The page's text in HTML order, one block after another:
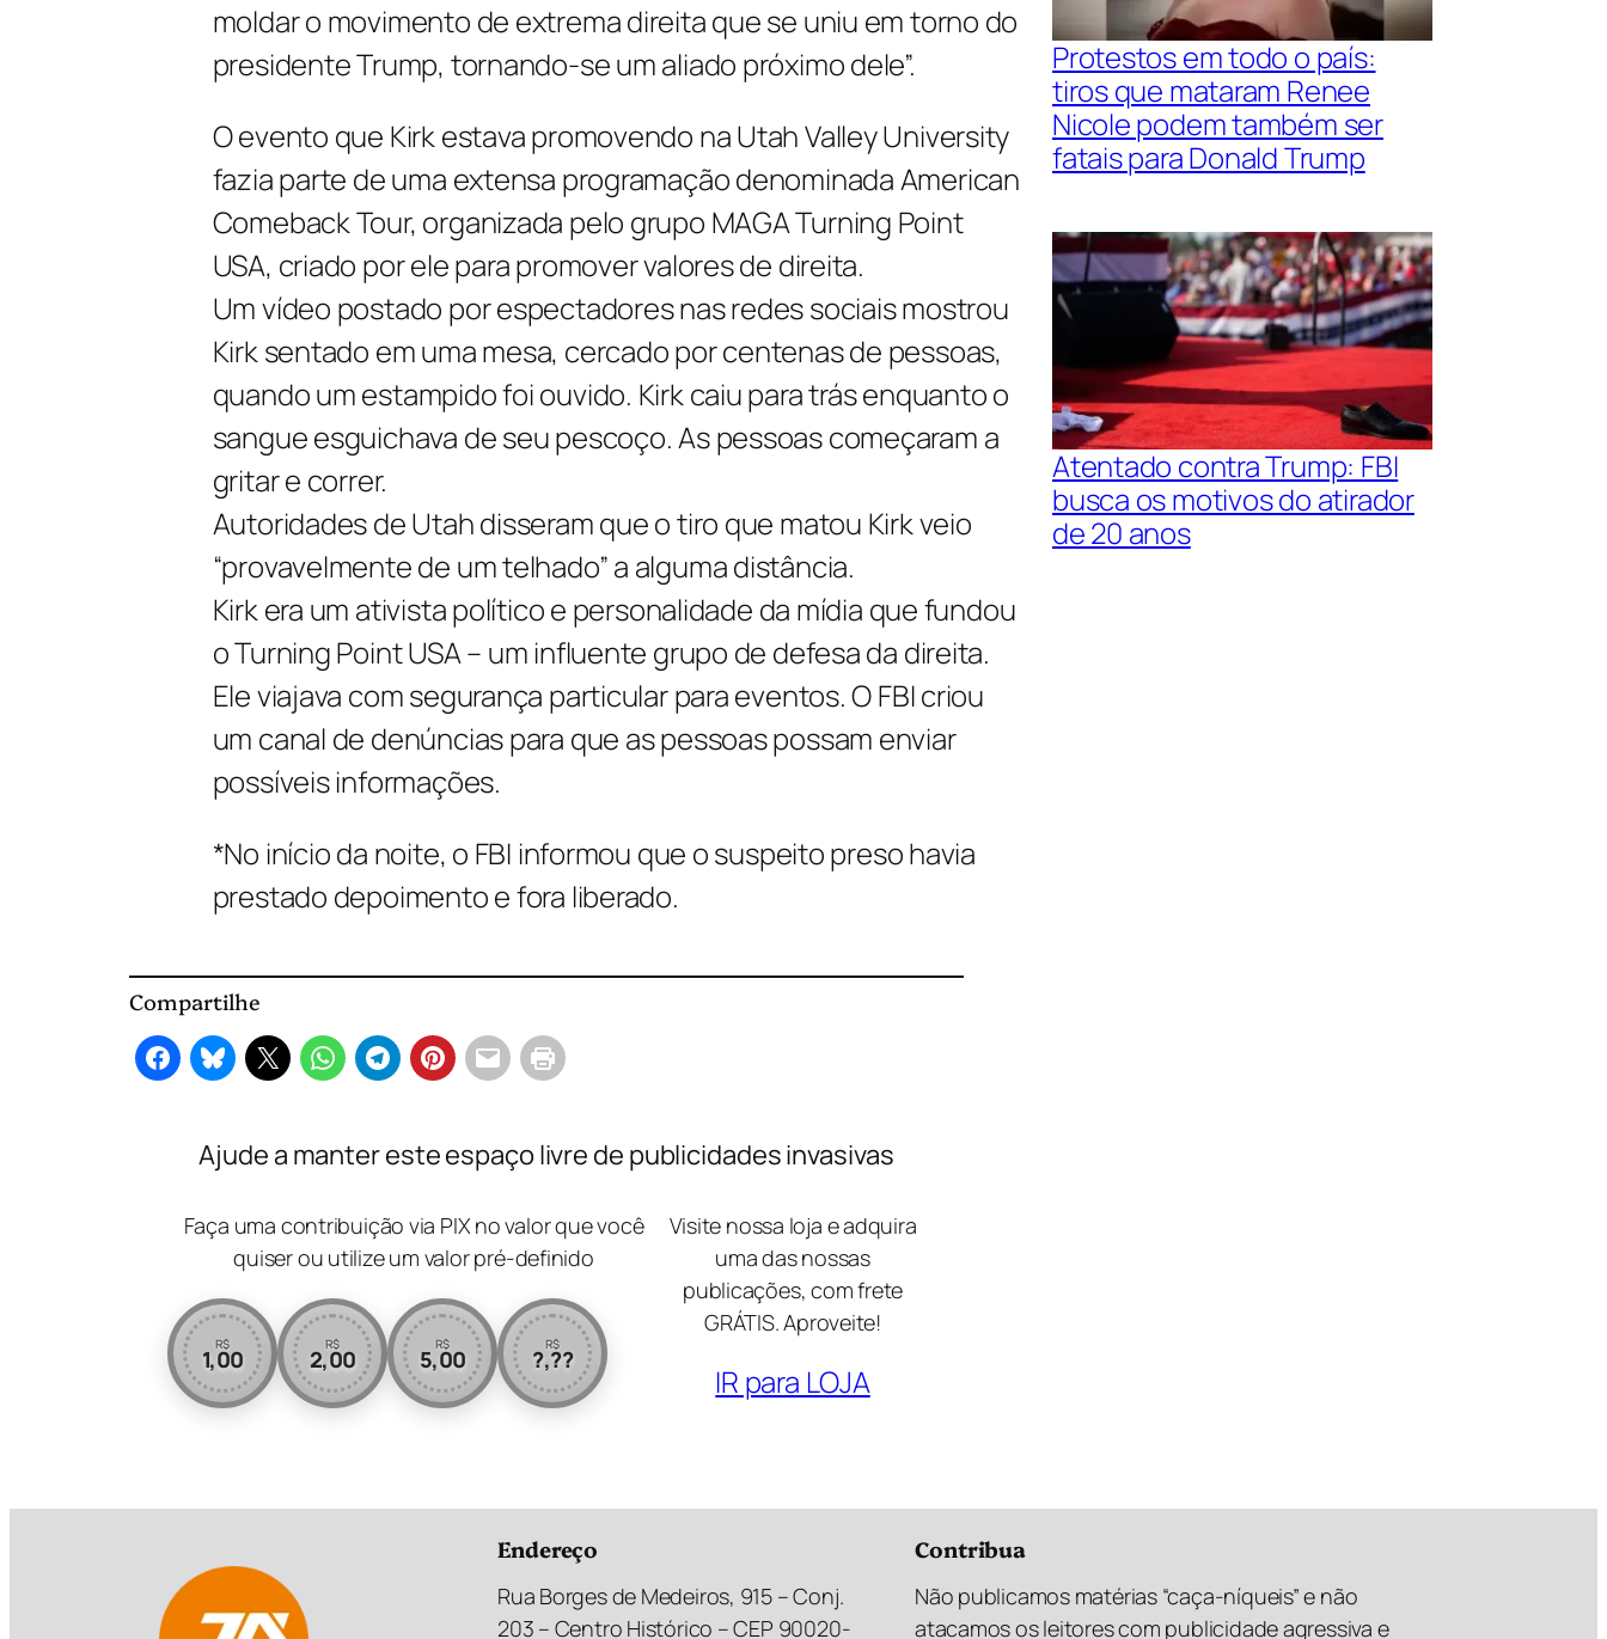
moldar o movimento de extrema direita que se uniu em torno do
presidente Trump, tornando-se um aliado próximo dele”.
O evento que Kirk estava promovendo na Utah Valley University
fazia parte de uma extensa programação denominada American
Comeback Tour, organizada pelo grupo MAGA Turning Point
USA, criado por ele para promover valores de direita.
Um vídeo postado por espectadores nas redes sociais mostrou
Kirk sentado em uma mesa, cercado por centenas de pessoas,
quando um estampido foi ouvido. Kirk caiu para trás enquanto o
sangue esguichava de seu pescoço. As pessoas começaram a
gritar e correr.
Autoridades de Utah disseram que o tiro que matou Kirk veio
“provavelmente de um telhado” a alguma distância.
Kirk era um ativista político e personalidade da mídia que fundou
o Turning Point USA – um influente grupo de defesa da direita.
Ele viajava com segurança particular para eventos. O FBI criou
um canal de denúncias para que as pessoas possam enviar
possíveis informações.
*No início da noite, o FBI informou que o suspeito preso havia
prestado depoimento e fora liberado.
Compartilhe
Ajude a manter este espaço livre de publicidades invasivas
Faça uma contribuição via PIX no valor que você
quiser ou utilize um valor pré-definido
R$
1,00
R$
2,00
R$
5,00
R$
?,??
Visite nossa loja e adquira
uma das nossas
publicações, com frete
GRÁTIS. Aproveite!
IR para LOJA
Protestos em todo o país:
tiros que mataram Renee
Nicole podem também ser
fatais para Donald Trump
Atentado contra Trump: FBI
busca os motivos do atirador
de 20 anos
Endereço
Rua Borges de Medeiros, 915 – Conj.
203 – Centro Histórico – CEP 90020-
Contribua
Não publicamos matérias “caça-níqueis” e não
atacamos os leitores com publicidade agressiva e